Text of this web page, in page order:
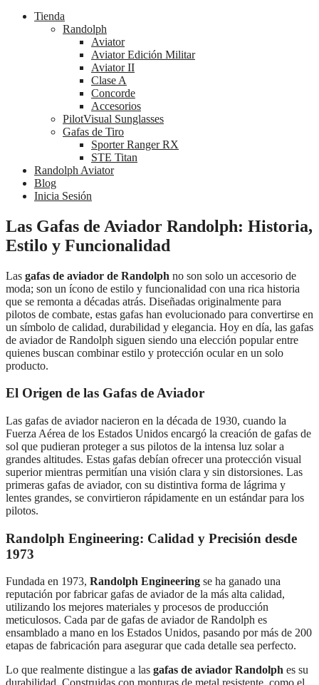
Tienda
Randolph
Aviator
Aviator Edición Militar
Aviator II
Clase A
Concorde
Accesorios
PilotVisual Sunglasses
Gafas de Tiro
Sporter Ranger RX
STE Titan
Randolph Aviator
Blog
Inicia Sesión
Las Gafas de Aviador Randolph: Historia,
Estilo y Funcionalidad
Las gafas de aviador de Randolph no son solo un accesorio de
moda; son un ícono de estilo y funcionalidad con una rica historia
que se remonta a décadas atrás. Diseñadas originalmente para
pilotos de combate, estas gafas han evolucionado para convertirse en
un símbolo de calidad, durabilidad y elegancia. Hoy en día, las gafas
de aviador de Randolph siguen siendo una elección popular entre
quienes buscan combinar estilo y protección ocular en un solo
producto.
El Origen de las Gafas de Aviador
Las gafas de aviador nacieron en la década de 1930, cuando la
Fuerza Aérea de los Estados Unidos encargó la creación de gafas de
sol que pudieran proteger a sus pilotos de la intensa luz solar a
grandes altitudes. Estas gafas debían ofrecer una protección visual
superior mientras permitían una visión clara y sin distorsiones. Las
primeras gafas de aviador, con su distintiva forma de lágrima y
lentes grandes, se convirtieron rápidamente en un estándar para los
pilotos.
Randolph Engineering: Calidad y Precisión desde
1973
Fundada en 1973, Randolph Engineering se ha ganado una
reputación por fabricar gafas de aviador de la más alta calidad,
utilizando los mejores materiales y procesos de producción
meticulosos. Cada par de gafas de aviador de Randolph es
ensamblado a mano en los Estados Unidos, pasando por más de 200
etapas de fabricación para asegurar que cada detalle sea perfecto.
Lo que realmente distingue a las gafas de aviador Randolph es su